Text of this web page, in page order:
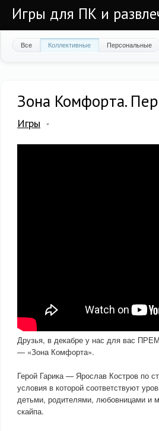
Игры для ПК и
Все Коллективные Персональные
Зона Комфорта.
Игры
Друзья, в декабре у нас для вас
— «Зона Комфорта».
Герой Гарика — Ярослав Костров по
условия в которой соответствуют
детьми, родителями, любовницами и
скайпа.